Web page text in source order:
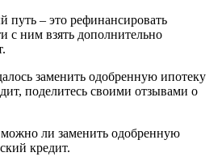
путь – это рефинансировать
с ним взять дополнительно
заменить одобренную ипотеку
поделитесь своими отзывами о
ли заменить одобренную
кредит.